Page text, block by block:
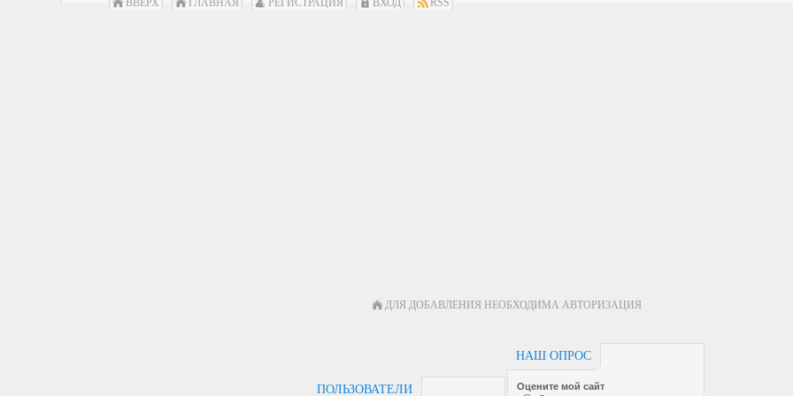
ВВЕРХ ГЛАВНАЯ РЕГИСТРАЦИЯ ВХОД RSS
ДЛЯ ДОБАВЛЕНИЯ НЕОБХОДИМА АВТОРИЗАЦИЯ
ПОЛЬЗОВАТЕЛИ
НАШ ОПРОС
Оцените мой сайт